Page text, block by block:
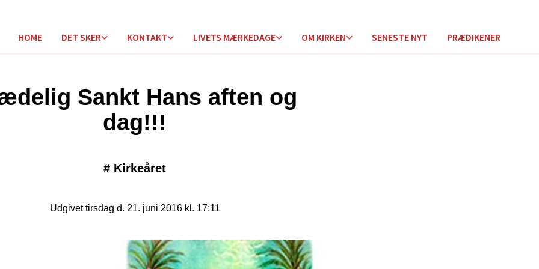
HOME DET SKER KONTAKT LIVETS MÆRKEDAGE OM KIRKEN SENESTE NYT PRÆDIKENER
Sankt Hans aften og
dag!!!
# Kirkeåret
Udgivet tirsdag d. 21. juni 2016 kl. 17:11